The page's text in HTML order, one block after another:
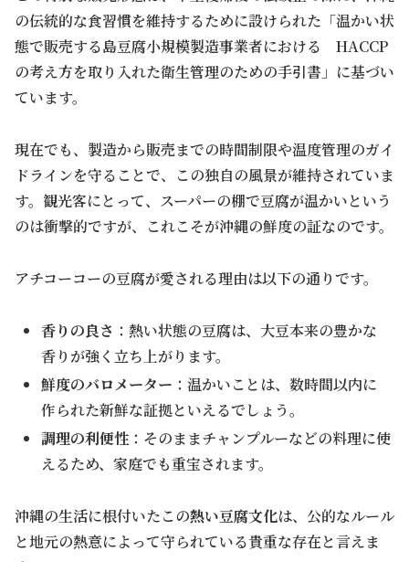
の伝統的な食習慣を維持するために設けられた「温かい状
態で販売する島豆腐小規模製造事業者における HACCP
の考え方を取り入れた衛生管理のための手引書」に基づい
ています。
現在でも、製造から販売までの時間制限や温度管理のガイ
ドラインを守ることで、この独自の風景が維持されていま
す。観光客にとって、スーパーの棚で豆腐が温かいという
のは衝撃的ですが、これこそが沖縄の鮮度の証なのです。
アチコーコーの豆腐が愛される理由は以下の通りです。
香りの良さ ：熱い状態の豆腐は、大豆本来の豊かな
香りが強く立ち上がります。
鮮度のバロメーター ：温かいことは、数時間以内に
作られた新鮮な証拠といえるでしょう。
調理の利便性 ：そのままチャンプルーなどの料理に使
えるため、家庭でも重宝されます。
沖縄の生活に根付いたこの熱い豆腐文化は、公的なルール
と地元の熱意によって守られている貴重な存在と言えま